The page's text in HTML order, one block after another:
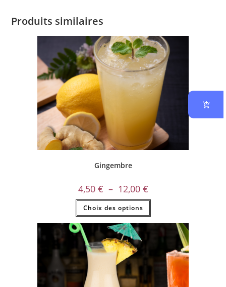
Produits similaires
Gingembre
4,50 € – 12,00 €
Choix des options